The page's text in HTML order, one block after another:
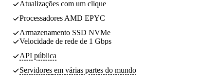
Atualizações com um clique
Processadores AMD EPYC
Armazenamento SSD NVMe
Velocidade de rede de 1 Gbps
API pública
Servidores em várias partes do mundo